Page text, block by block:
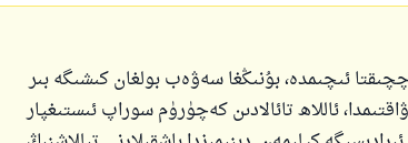
ئىچىمدە، بۇنىڭغا سەۋەب بولغان كىشىگە بىر
ئاللاھ تائالادىن كەچۈرۈم سوراپ ئىستىغپار